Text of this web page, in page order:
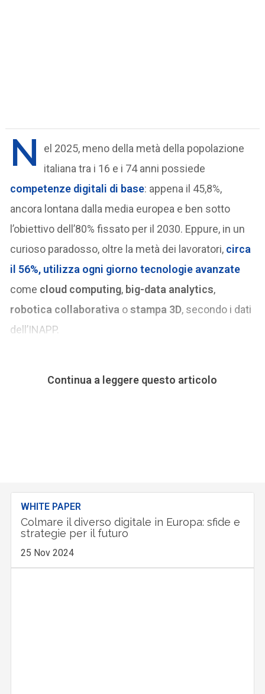
N
el 2025, meno della metà della popolazione
italiana tra i 16 e i 74 anni possiede
competenze digitali di base: appena il 45,8%,
ancora lontana dalla media europea e ben sotto
l’obiettivo dell’80% fissato per il 2030. Eppure, in un
curioso paradosso, oltre la metà dei lavoratori, circa
il 56%, utilizza ogni giorno tecnologie avanzate
come cloud computing, big-data analytics,
robotica collaborativa ostampa 3D, secondo i dati
dell’INAPP.
Continua a leggere questo articolo
WHITE PAPER
Colmare il diverso digitale in Europa: sfide e
strategie per il futuro
25 Nov 2024